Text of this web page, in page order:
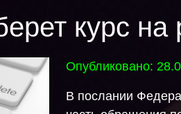
курс
Опубликовано:
В послании